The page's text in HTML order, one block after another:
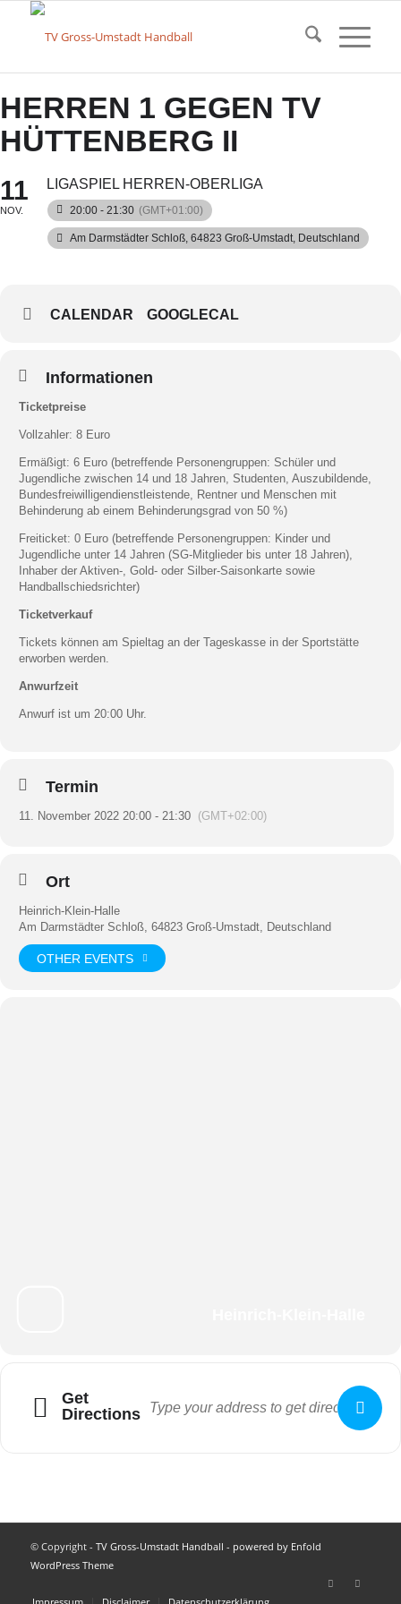
HERREN 1 GEGEN TV
HÜTTENBERG II
11
NOV.
LIGASPIEL HERREN-OBERLIGA
20:00 - 21:30 (GMT+01:00)
Am Darmstädter Schloß, 64823 Groß-Umstadt, Deutschland
CALENDAR GOOGLECAL
Informationen
Ticketpreise
Vollzahler: 8 Euro
Ermäßigt: 6 Euro (betreffende Personengruppen: Schüler und
Jugendliche zwischen 14 und 18 Jahren, Studenten, Auszubildende,
Bundesfreiwilligendienstleistende, Rentner und Menschen mit
Behinderung ab einem Behinderungsgrad von 50 %)
Freiticket: 0 Euro (betreffende Personengruppen: Kinder und
Jugendliche unter 14 Jahren (SG-Mitglieder bis unter 18 Jahren),
Inhaber der Aktiven-, Gold- oder Silber-Saisonkarte sowie
Handballschiedsrichter)
Ticketverkauf
Tickets können am Spieltag an der Tageskasse in der Sportstätte
erworben werden.
Anwurfzeit
Anwurf ist um 20:00 Uhr.
Termin
11. November 2022 20:00 - 21:30 (GMT+02:00)
Ort
Heinrich-Klein-Halle
Am Darmstädter Schloß, 64823 Groß-Umstadt, Deutschland
OTHER EVENTS
Get
Directions
© Copyright - TV Gross-Umstadt Handball - powered by Enfold
WordPress Theme